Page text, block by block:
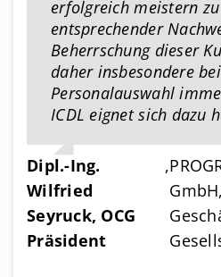
erfolgreich meistern
entsprechender
Beherrschung dieser
daher insbesondere
Personalauswahl
ICDL eignet sich dazu
Dipl.-Ing.
Wilfried
Seyruck, OCG
Präsident
,
GmbH,